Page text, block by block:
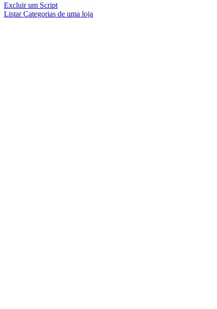
Excluir um Script
Listar Categorias de uma loja